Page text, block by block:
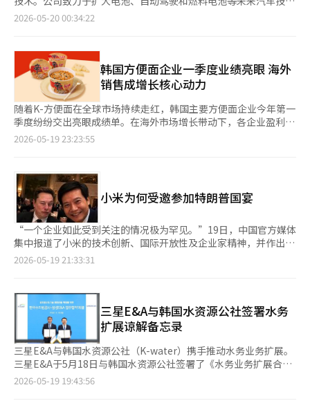
力度。在金融监督机构推动ETF广告制度改进的背景下，金融投资
协会计划从7月起对主要资产管理公司的YouTube ETF广告视频进
镇表示：“在股市波动持续的情况下，金融公司若继续鼓励过度借
贷和杠杆投资，或某些金融影响者扰乱资本市场的行为，我们将保
持高度警惕并采取应对措施。”※ 本报道经人工智能（AI）系统翻
译与编辑。
畜产品进入农场。”※ 本报道经人工智能（AI）系统翻译与编辑。
源-产业集群（SEIC）”的实际实施案例。 SEIC模型的结构是将发
电厂生产的电力供应给附近的工业园区和AI数据中心。SK集团基于
的“韩国式AI全栈”价值链。 业界普遍认为，该项目不仅是海外发
电项目，还与越南的产业升级战略密切相关，是一项大规模基础设
施建设。最近，越南政府加快了对AI、半导体和数据中心等先进产
业的培育，而稳定的电力供应基础设施已成为关键任务。 SK集团
为获得此次项目合同，积极扩大与越南政府的合作。集团董事长崔
泰源及管理层与越南最高领导层多次会面，阐述SEIC模型的方向，
并推动国家创新中心（NIC）的合作。 当天的开工仪式上，SK创新
首席执行官崔亨旭与越南中央及地方政府官员、财团主要人士等
持项目按照政府提出的商业运营时间表推进。” 崔亨旭表
示：“此次开工将成为解决越南电力短缺和构建先进产业生态系统
的起点，我们将与PV Power和NASU等合作伙伴紧密合作，力争实
现2030年商业运营目标。” SK创新相关人士表示：“SEIC模型不
仅仅是建设一座发电厂的概念，更是与地区产业基础和基础设施共
同建设的重要意义。尤其是在越南这样大城市外地区基础设施相对
不足的地方，建设发电厂的同时，还需考虑产业和生活基础的共同
审批过程也非常重要，因此需要考虑地区共生和基础设施扩展的项
目形式。” 他补充道：“最近东南亚的能源项目不仅是私营企业
之间的交易，更加强调国家层面的合作，技术实力和与当地政府建
立长期信任关系在项目推进过程中至关重要。”※ 本报道经人工
智能（AI）系统翻译与编辑。
的研发成果，同时将奖项范围扩大至全球研究中心，加快知识产权
年是发明日活动的第17届，旨在挖掘研究人员的创新技术理念和优
秀发明，提前获取未来核心技术，并扩大全球专利竞争力。 现代
汽车与起亚对去年内部申请的3074项发明专利和项目进行了评
估，最终选出58项量产应用专利、9项优秀专利和2项优秀i-LAB项
目。 量产应用专利部分主要评估对实际车辆开发和产品性能提升
有贡献的技术。代表性获奖案例包括“含无臭微生物的气味防止组
合物”和“车辆电池冷却系统”。 汽车行业分析认为，随着电动
车的普及，电池热管理技术的重要性日益增加。电池温度控制性能
利部分，自主驾驶和燃料电池领域的技术获得了最佳奖。现代汽车
与起亚根据专利性、独创性和技术前瞻性等标准，选出了考虑
DCAS（驾驶员控制辅助系统）监管项目的车道变更策略和燃料电
池车辆性能恢复驾驶方法作为最佳专利。 DCAS是指基于驾驶员辅
助的先进驾驶系统。目前，全球整车制造商正在进行2级+水平的自
动驾驶技术提升竞争，并加大对车道变更和驾驶判断算法开发的投
资。 与燃料电池车辆相关的技术也因氢能出行的扩大而变得愈发
重要。氢燃料电池车在长期运行过程中可能出现性能下降，因此保
所奖项也新增设立。美国技术研究所（HATCI）凭借“远程拖车检
测与路径规划系统”技术获得海外研究所奖。 现代汽车与起亚在
软件中心车辆（SDV）、人工智能（AI）和自动驾驶技术竞争加剧
的背景下，正在加强全球研发中心之间的合作。随着北美和欧洲研
究组织的角色扩大，全球专利获取战略也呈现多元化趋势。 公司
还在扩大内部专利孵化项目i-LAB的运营。i-LAB是研究人员、专
利负责组织和外部专利事务所共同挖掘有前景专利并建立组合的项
目。 去年，共开展了204项i-LAB活动。现代汽车与起亚将电池管
2026-05-20 00:34:22
韩国方便面企业一季度业绩亮眼 海外
销售成增长核心动力
随着K-方便面在全球市场持续走红，韩国主要方便面企业今年第一
季度纷纷交出亮眼成绩单。在海外市场增长带动下，各企业盈利能
力明显改善。不过，业内也指出，从第二季度开始，中东地缘政治
示，农心今年第一季度合并基准销售额为9340亿韩元（约合人民
币42亿元），营业利润为674亿韩元，分别同比增长4.6%和
20.3%。尽管韩国本土销售下滑，但美国、中国、日本等海外市场
增长带动海外法人销售额同比增长23.1%。其中，中国销售额同比
增长19.6%，欧洲法人也实现372亿韩元销售额。 三养食品则在海
外需求扩大带动下刷新季度最高业绩。其第一季度销售额和营业利
润分别同比增长35%和32%，海外销售额同比增长38%。尤其是
欧洲市场销售额同比暴增215%，美国和中国市场销售额也分别增
额与营业利润分别同比增长3.7%和3.3%，海外销售额增长9.6%，
海外销售占比扩大至11.5%。 业内认为，全球韩国食品热潮、高汇
率效应以及海外生产与流通基础设施扩大，是推动方便面企业业绩
增长的主要原因。火鸡面、辛拉面等品牌也正在美国、欧洲及东南
亚市场扩大进入主流流通渠道。 不过，从第二季度开始，中东局
势升级带来的物流与原材料成本上涨压力可能逐渐显现。尤其是包
装材料、棕榈油及面粉等主要原材料价格上涨，或对企业盈利能力
造成负担。 与此同时，在韩国政府持续强调稳定物价的背景下，
2026-05-19 23:23:55
小米为何受邀参加特朗普国宴
“一个企业如此受到关注的情况极为罕见。”19日，中国官方媒体
集中报道了小米的技术创新、国际开放性及企业家精神，并作出如
此评价。 中国官方新华社旗下社交媒体账号“牛弹琴”指出，今
民党主席朱立伦等外国领导人相继访问了小米工厂。 尤其是在特
朗普总统于13日至15日访华期间举行的国宾晚宴上，小米董事长
雷军出席并与美国政商界人士交流。18日，中国国务院总理李克强
也视察了小米工厂，强调技术创新的重要性。他提到，必须通过人
工智能与制造业的融合来培育未来产业，这被解读为对小米作为中
国技术创新代表的认可。 “关注小米实际上就是关注中国的技术
创新，”牛弹琴表示，“小米不再仅仅是一家手机公司，而是一个
同时开发芯片、操作系统、人工智能大规模语言模型、智能制造、
2026-05-19 21:33:31
三星E&A与韩国水资源公社签署水务
扩展谅解备忘录
三星E&A与韩国水资源公社（K-water）携手推动水务业务扩展。
三星E&A于5月18日与韩国水资源公社签署了《水务业务扩展合作
备忘录》。签约仪式在位于果川的K-water汉江流域总部举行，双
2026-05-19 19:43:56